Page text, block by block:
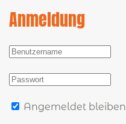
Anmeldung
Angemeldet bleiben